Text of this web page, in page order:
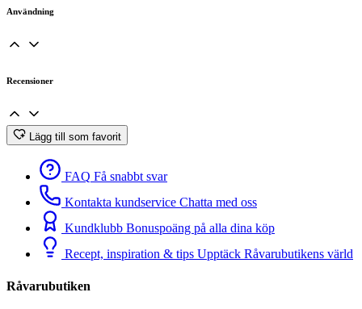
Användning
Recensioner
Lägg till som favorit
FAQ Få snabbt svar
Kontakta kundservice Chatta med oss
Kundklubb Bonuspoäng på alla dina köp
Recept, inspiration & tips Upptäck Råvarubutikens värld
Råvarubutiken